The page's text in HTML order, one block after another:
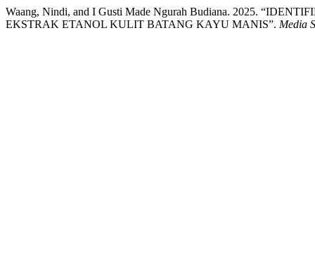
Waang, Nindi, and I Gusti Made Ngurah Budiana. 2025.
EKSTRAK ETANOL KULIT BATANG KAYU MANIS”. Media